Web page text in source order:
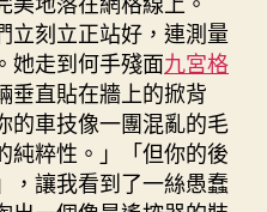
立刻立正站好，連測量
她走到何手殘面九宮格
垂直貼在牆上的掀背
的車技像一團混亂的毛
純粹性。」「但你的後
讓我看到了一絲愚蠢